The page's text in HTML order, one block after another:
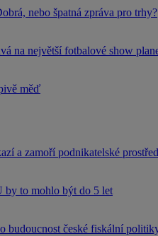
nebo špatná zpráva pro trhy?
na největší fotbalové show
měď
a zamoří podnikatelské
by to mohlo být do 5 let
budoucnost české fiskální